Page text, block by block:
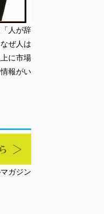
人が辞
ぜ人は
に市場
報がい
ガジン